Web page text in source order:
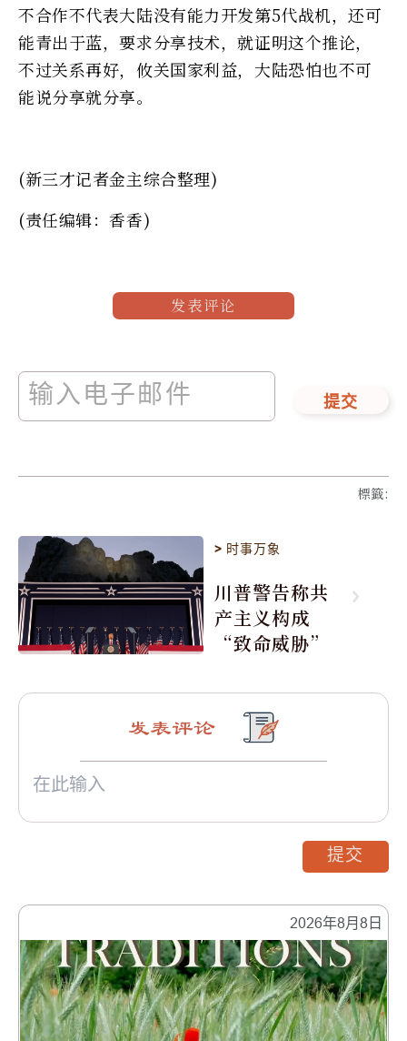
不合作不代表大陆没有能力开发第5代战机，还可
能青出于蓝，要求分享技术，就证明这个推论，
不过关系再好，攸关国家利益，大陆恐怕也不可
能说分享就分享。
(新三才记者金主综合整理)
(责任编辑：香香)
发表评论
提交
標籤:
> 时事万象
川普警告称共
产主义构成
“致命威胁”
2026年8月8日
发表评论
提交